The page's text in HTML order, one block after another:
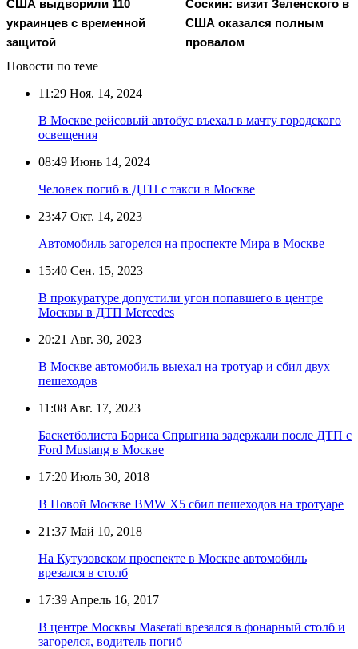
США выдворили 110
украинцев с временной
защитой
Соскин: визит Зеленского в
США оказался полным
провалом
Новости по теме
11:29 Ноя. 14, 2024
В Москве рейсовый автобус въехал в мачту городского
освещения
08:49 Июнь 14, 2024
Человек погиб в ДТП с такси в Москве
23:47 Окт. 14, 2023
Автомобиль загорелся на проспекте Мира в Москве
15:40 Сен. 15, 2023
В прокуратуре допустили угон попавшего в центре
Москвы в ДТП Mercedes
20:21 Авг. 30, 2023
В Москве автомобиль выехал на тротуар и сбил двух
пешеходов
11:08 Авг. 17, 2023
Баскетболиста Бориса Спрыгина задержали после ДТП с
Ford Mustang в Москве
17:20 Июль 30, 2018
В Новой Москве BMW X5 сбил пешеходов на тротуаре
21:37 Май 10, 2018
На Кутузовском проспекте в Москве автомобиль
врезался в столб
17:39 Апрель 16, 2017
В центре Москвы Maserati врезался в фонарный столб и
загорелся, водитель погиб